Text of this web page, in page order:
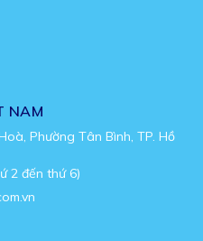
NAM
Phường Tân Bình, TP. Hồ
2 đến thứ 6)